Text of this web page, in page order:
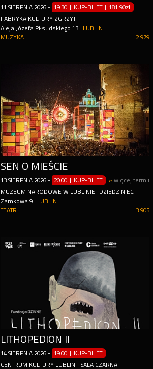
11 SIERPNIA 2026 - 19:30 | KUP-BILET | 181.90zł
FABRYKA KULTURY ZGRZYT
Aleja Józefa Piłsudskiego 13
LUBLIN
2 979
MUZYKA
SEN O MIEŚCIE
13 SIERPNIA 2026 - 20:00 | KUP-BILET » więcej
MUZEUM NARODOWE W LUBLINIE- DZIEDZINIEC
Zamkowa 9
LUBLIN
3 905
TEATR
LITHOPEDION II
14 SIERPNIA 2026 - 19:00 | KUP-BILET
CENTRUM KULTURY LUBLIN - SALA CZARNA